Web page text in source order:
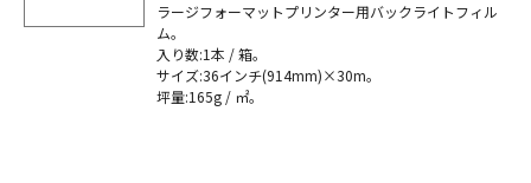
ラージフォーマットプリンター用バックライトフィル
ム｡
入り数:1本 / 箱｡
サイズ:36インチ(914mm)×30m｡
坪量:165g / ㎡｡